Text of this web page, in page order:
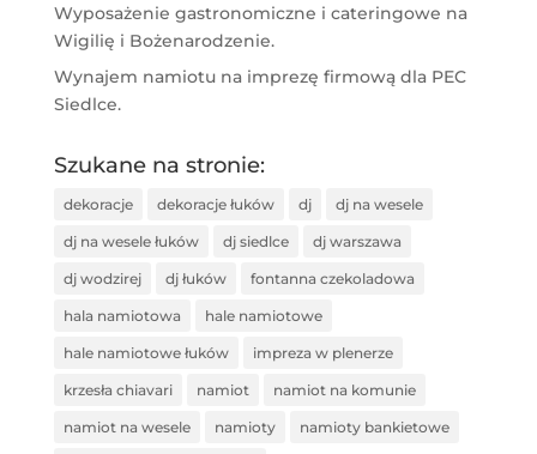
Wyposażenie gastronomiczne i cateringowe na
Wigilię i Bożenarodzenie.
Wynajem namiotu na imprezę firmową dla PEC
Siedlce.
Szukane na stronie:
dekoracje dekoracje łuków dj dj na wesele
dj na wesele łuków dj siedlce dj warszawa
dj wodzirej dj łuków fontanna czekoladowa
hala namiotowa hale namiotowe
hale namiotowe łuków impreza w plenerze
krzesła chiavari namiot namiot na komunie
namiot na wesele namioty namioty bankietowe